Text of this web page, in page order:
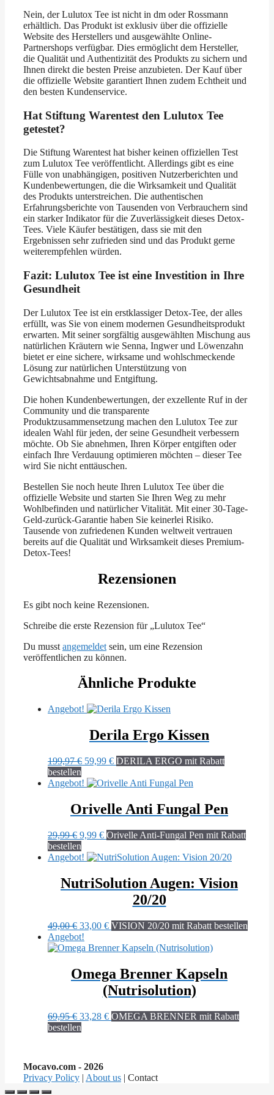
Nein, der Lulutox Tee ist nicht in dm oder Rossmann
erhältlich. Das Produkt ist exklusiv über die offizielle
Website des Herstellers und ausgewählte Online-
Partnershops verfügbar. Dies ermöglicht dem Hersteller,
die Qualität und Authentizität des Produkts zu sichern und
Ihnen direkt die besten Preise anzubieten. Der Kauf über
die offizielle Website garantiert Ihnen zudem Echtheit und
den besten Kundenservice.
Hat Stiftung Warentest den Lulutox Tee
getestet?
Die Stiftung Warentest hat bisher keinen offiziellen Test
zum Lulutox Tee veröffentlicht. Allerdings gibt es eine
Fülle von unabhängigen, positiven Nutzerberichten und
Kundenbewertungen, die die Wirksamkeit und Qualität
des Produkts unterstreichen. Die authentischen
Erfahrungsberichte von Tausenden von Verbrauchern sind
ein starker Indikator für die Zuverlässigkeit dieses Detox-
Tees. Viele Käufer bestätigen, dass sie mit den
Ergebnissen sehr zufrieden sind und das Produkt gerne
weiterempfehlen würden.
Fazit: Lulutox Tee ist eine Investition in Ihre
Gesundheit
Der Lulutox Tee ist ein erstklassiger Detox-Tee, der alles
erfüllt, was Sie von einem modernen Gesundheitsprodukt
erwarten. Mit seiner sorgfältig ausgewählten Mischung aus
natürlichen Kräutern wie Senna, Ingwer und Löwenzahn
bietet er eine sichere, wirksame und wohlschmeckende
Lösung zur natürlichen Unterstützung von
Gewichtsabnahme und Entgiftung.
Die hohen Kundenbewertungen, der exzellente Ruf in der
Community und die transparente
Produktzusammensetzung machen den Lulutox Tee zur
idealen Wahl für jeden, der seine Gesundheit verbessern
möchte. Ob Sie abnehmen, Ihren Körper entgiften oder
einfach Ihre Verdauung optimieren möchten – dieser Tee
wird Sie nicht enttäuschen.
Bestellen Sie noch heute Ihren Lulutox Tee über die
offizielle Website und starten Sie Ihren Weg zu mehr
Wohlbefinden und natürlicher Vitalität. Mit einer 30-Tage-
Geld-zurück-Garantie haben Sie keinerlei Risiko.
Tausende von zufriedenen Kunden weltweit vertrauen
bereits auf die Qualität und Wirksamkeit dieses Premium-
Detox-Tees!
Rezensionen
Es gibt noch keine Rezensionen.
Schreibe die erste Rezension für „Lulutox Tee“
Du musst angemeldet sein, um eine Rezension
veröffentlichen zu können.
Ähnliche Produkte
Angebot!
Derila Ergo Kissen
199,97€ Ursprünglicher
war:
59,99 €Aktueller
ist:
DERILA ERGO mit Rabatt
bestellen
Angebot!
Orivelle Anti Fungal Pen
29,99€ Ursprünglicher
Preis
war:
9,99 €Aktueller
ist:
Orivelle Anti-Fungal Pen mit Rabatt
bestellen
Angebot!
NutriSolution Augen: Vision
20/20
49,00€ Ursprünglicher
Preis
war:
33,00 €Aktueller
ist:
VISION 20/20 mit Rabatt bestellen
Angebot!
Omega Brenner Kapseln
(Nutrisolution)
69,95€ Ursprünglicher
Preis
33,28 €Aktueller
OMEGA BRENNER mit Rabatt
bestellen
Mocavo.com - 2026
Privacy Policy | About us | Contact